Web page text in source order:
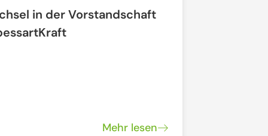
in der Vorstandschaft
Mehr lesen